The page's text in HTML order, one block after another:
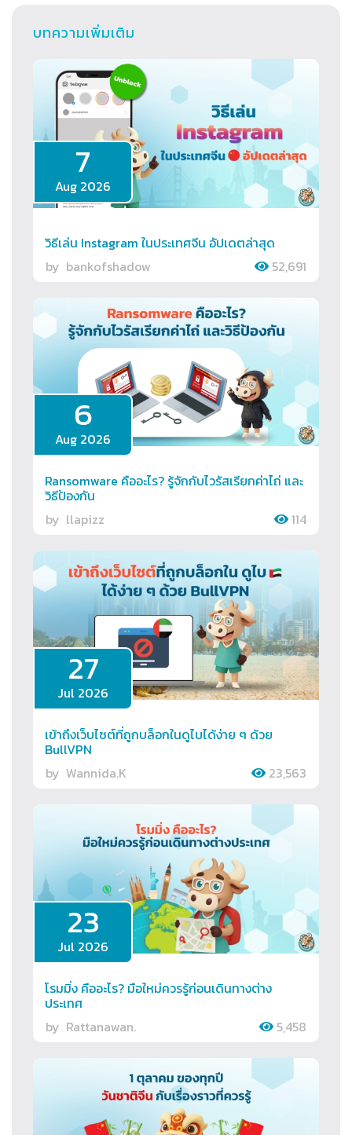
บทความเพิ่มเติม
7
Aug 2026
วิธีเล่น Instagram ในประเทศจีน อัปเดตล่าสุด
by bankofshadow 52,691
6
Aug 2026
Ransomware คืออะไร? รู้จักกับไวรัสเรียกค่าไถ่ และ
วิธีป้องกัน
by llapizz 114
27
Jul 2026
เข้าถึงเว็บไซต์ที่ถูกบล็อกในดูไบได้ง่าย ๆ ด้วย
BullVPN
by Wannida.K 23,563
23
Jul 2026
โรมมิ่ง คืออะไร? มือใหม่ควรรู้ก่อนเดินทางต่าง
ประเทศ
by Rattanawan. 5,458